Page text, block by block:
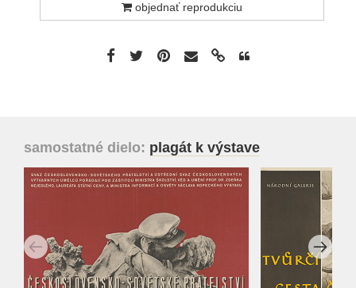
objednať reprodukciu
samostatné dielo: plagát k výstave